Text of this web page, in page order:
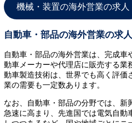
機械・装置の海外営業の求人
自動車・部品の海外営業の求人
自動車・部品の海外営業は、完成車
動車メーカーや代理店に販売する業
動車製造技術は、世界でも高く評価
業の需要も一定数あります。
なお、自動車・部品の分野では、新
急速に高まり、先進国では電気自動